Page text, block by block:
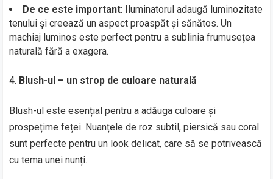
De ce este important: Iluminatorul adaugă luminozitate
tenului și creează un aspect proaspăt și sănătos. Un
machiaj luminos este perfect pentru a sublinia frumusețea
naturală fără a exagera.
Blush-ul – un strop de culoare naturală
Blush-ul este esențial pentru a adăuga culoare și
prospețime feței. Nuanțele de roz subtil, piersică sau coral
sunt perfecte pentru un look delicat, care să se potrivească
cu tema unei nunți.